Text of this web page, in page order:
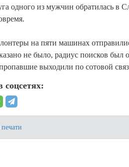
одного из мужчин обратилась в
на пяти машинах
не было, радиус поисков
выходили по сотовой
соцсетях: